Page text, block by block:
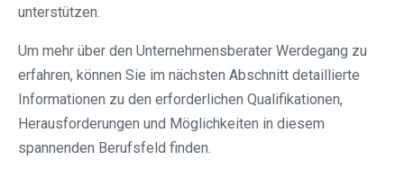
unterstützen.
Um mehr über den Unternehmensberater Werdegang zu
erfahren, können Sie im nächsten Abschnitt detaillierte
Informationen zu den erforderlichen Qualifikationen,
Herausforderungen und Möglichkeiten in diesem
spannenden Berufsfeld finden.